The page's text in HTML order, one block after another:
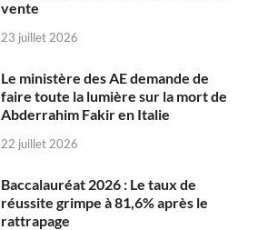
vente
23 juillet 2026
Le ministère des AE demande de
faire toute la lumière sur la mort de
Abderrahim Fakir en Italie
22 juillet 2026
Baccalauréat 2026 : Le taux de
réussite grimpe à 81,6% après le
rattrapage